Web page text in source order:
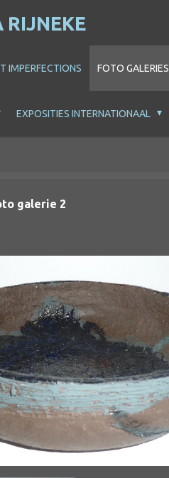
RIJNEKE
IMPERFECTIONS FOTO GALERIES
EXPOSITIES INTERNATIONAAL
galerie 2